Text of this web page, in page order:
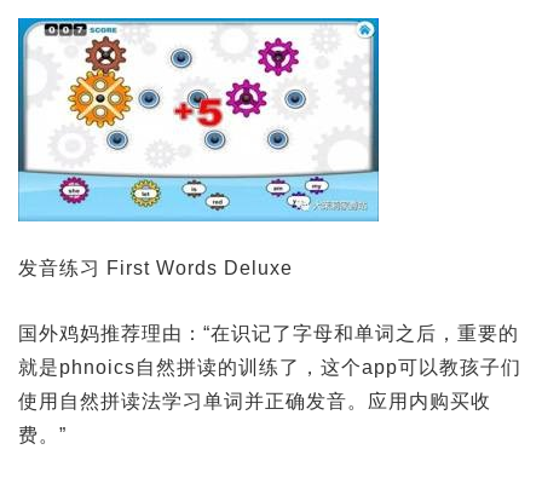
发音练习 First Words Deluxe
国外鸡妈推荐理由：“在识记了字母和单词之后，重要的
就是phnoics自然拼读的训练了，这个app可以教孩子们
使用自然拼读法学习单词并正确发音。应用内购买收
费。”